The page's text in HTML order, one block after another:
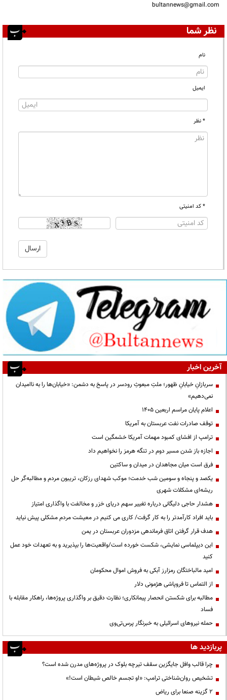
bultannews@gmail.com
نظر شما
نام
ایمیل
* نظر
* کد امنیتی
آخرین اخبار
سربازانِ خیابانِ ظهور؛ ملتِ مبعوثِ رودسر در پاسخ به دشمن: «خیابان‌ها را به ناامیدان
نمی‌دهیم»
اعلام پایان مراسم اربعین ۱۴۰۵
توقف صادرات نفت عربستان به آمریکا
ترامپ از افشای کمبود مهمات آمریکا خشمگین است
اجازه باز شدن مسیر دوم در تنگه هرمز را نخواهیم داد
فرق است میان مجاهدان در میدان و ساکتین
یکصد و پنجاه و سومین شب خدمت؛ موکب شهدای رزکان، تریبون مردم و مطالبه‌گر حل
ریشه‌ای مشکلات شهری
هشدار حاجی دلیگانی درباره تغییر سهم دریای خزر و مخالفت با واگذاری امتیاز
باید افراد کارآمدتر را به کار گرفت/ کاری می کنیم در معیشت مردم مشکلی پیش نیاید
هدف قرار گرفتن اتاق‌ فرماندهی مزدوران عربستان در یمن
این دیپلماسی نمایشی، شکست خورده است/واقعیت‌ها را بپذیرید و به تعهدات خود عمل
کنید
امید مالباختگان رمزارز آبکی به فروش اموال محکومان
از التماس تا فروپاشی هژمونی دلار
مطالبه برای شکستن انحصار پیمانکاری؛ نظارت دقیق بر واگذاری پروژه‌ها، راهکار مقابله با
فساد
حمله نیروهای اسرائیلی به خبرنگار پرس‌تی‌وی
پربازدید ها
چرا قالب وافل جایگزین سقف تیرچه بلوک در پروژه‌های مدرن شده است؟
تشخیص روان‌شناختی ترامپ: «او تجسم خالص شیطان است!»
۲ گزینه صنعا برای ریاض